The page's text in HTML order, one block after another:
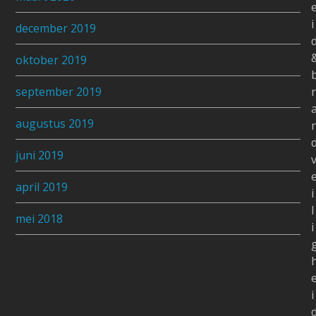
december 2019
oktober 2019
september 2019
augustus 2019
juni 2019
april 2019
mei 2018
i
r
v
i
l
i
i